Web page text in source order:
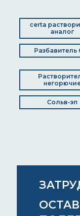
certa
аналог
Разбавитель
Сольв-эп